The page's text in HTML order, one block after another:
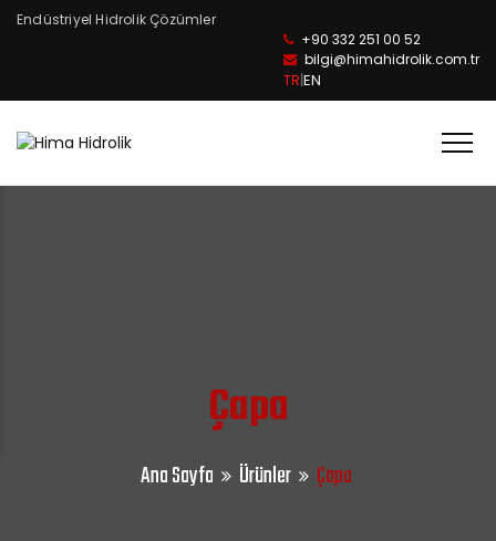
Endüstriyel Hidrolik Çözümler
+90 332 251 00 52
bilgi@himahidrolik.com.tr
TR EN
Çapa
Ana Sayfa Ürünler Çapa